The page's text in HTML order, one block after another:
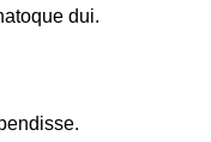
dui.